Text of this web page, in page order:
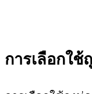
การเลือกใช้